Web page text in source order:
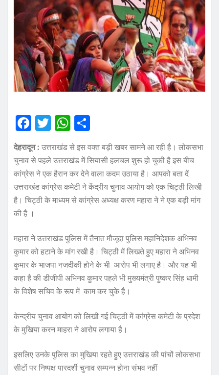
F
c
e
b
o
o
k
T
w
it
te
r
W
h
at
s
A
p
a
re
देहरादून : उत्तराखंड से इस वक्त बड़ी खबर सामने आ रही है। लोकसभा
चुनाव से पहले उत्तराखंड में सियासी हलचल शुरू हो चुकी है इस बीच
कांग्रेस ने एक हैरान कर देने वाला कदम उठाया है। आपको बता दें
उत्तराखंड कांग्रेस कमेटी ने केंद्रीय चुनाव आयोग को एक चिट्ठी लिखी
है। चिट्ठी के माध्यम से कांग्रेस अध्यक्ष करण महारा ने ने एक बड़ी मांग
की है ।
महारा ने उत्तराखंड पुलिस में तैनात मौजूदा पुलिस महानिदेशक अभिनव
कुमार को हटाने के मांग रखी है। चिट्ठी में लिखते हुए महारा ने अभिनव
कुमार के भाजपा नजदीकी होने के भी आरोप भी लगाए है। और यह भी
कहा है की डीजीपी अभिनव कुमार पहले भी मुख्यमंत्री पुष्कर सिंह धामी
के विशेष सचिव के रूप में काम कर चुके है।
केन्द्रीय चुनाव आयोग को लिखी गई चिट्ठी में कांग्रेस कमेटी के प्रदेश
के मुखिया करन माहरा ने आरोप लगाया है।
इसलिए उनके पुलिस का मुखिया रहते हुए उत्तराखंड की पांचों लोकसभा
सीटों पर निष्पक्ष पारदर्शी चुनाव सम्पन्न होना संभव नहीं